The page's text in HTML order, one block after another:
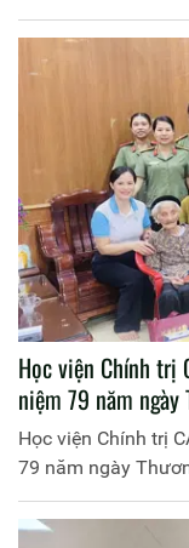
Học viện Chính trị
niệm 79 năm
Học viện Chính trị
79 năm ngày